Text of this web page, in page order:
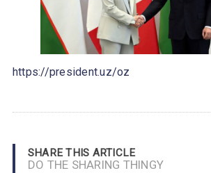
https://president.uz/oz
SHARE THIS ARTICLE
DO THE SHARING THINGY